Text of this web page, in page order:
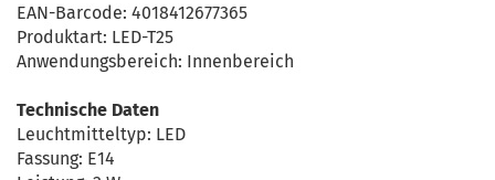
EAN-Barcode: 4018412677365
Produktart: LED-T25
Anwendungsbereich: Innenbereich
Technische Daten
Leuchtmitteltyp: LED
Fassung: E14